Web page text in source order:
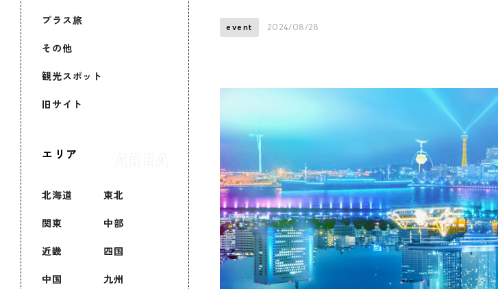
プラス旅
その他
観光スポット
旧サイト
エリア
北海道 東北
関東 中部
近畿 四国
中国 九州
event 2024/08/28